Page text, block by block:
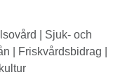
| Sjuk- och
| Friskvårdsbidrag |